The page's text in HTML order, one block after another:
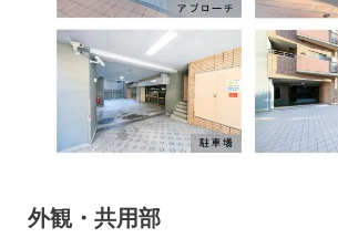
外観・共用部